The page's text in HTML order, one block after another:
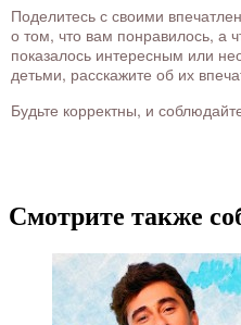
Поделитесь с своими
о том, что вам понравилось, а
показалось интересным или
детьми, расскажите об их
Будьте корректны, и
Смотрите также